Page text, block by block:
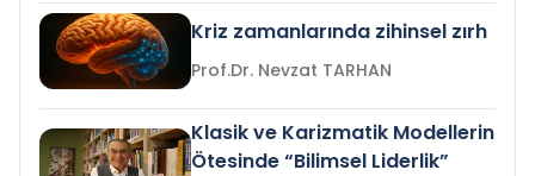
Kriz zamanlarında zihinsel zırh
Prof.Dr. Nevzat TARHAN
Klasik ve Karizmatik Modellerin
Ötesinde “Bilimsel Liderlik”